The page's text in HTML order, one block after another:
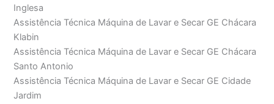
Inglesa
Assistência Técnica Máquina de Lavar e Secar GE Chácara
Klabin
Assistência Técnica Máquina de Lavar e Secar GE Chácara
Santo Antonio
Assistência Técnica Máquina de Lavar e Secar GE Cidade
Jardim